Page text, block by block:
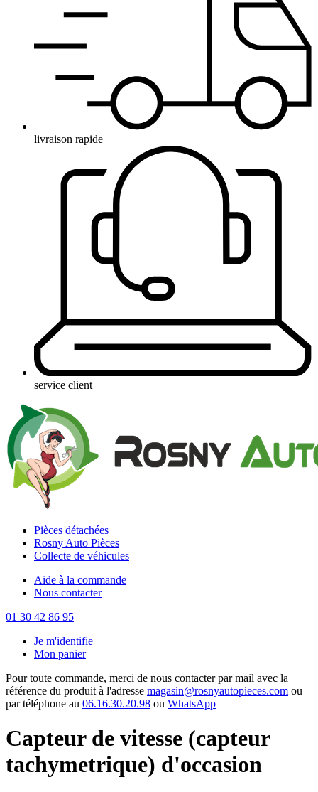
livraison rapide
service client
Pièces détachées
Rosny Auto Pièces
Collecte de véhicules
Aide à la commande
Nous contacter
01 30 42 86 95
Je m'identifie
Mon panier
Pour toute commande, merci de nous contacter par mail avec la
référence du produit à l'adresse magasin@rosnyautopieces.com ou
par téléphone au 06.16.30.20.98 ou WhatsApp
Capteur de vitesse (capteur
tachymetrique) d'occasion